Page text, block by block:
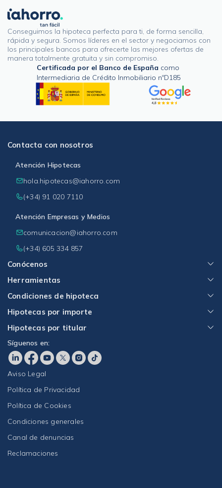
Conseguimos la hipoteca perfecta para ti, de forma sencilla,
rápida y segura. Somos líderes en el sector y negociamos con
los principales bancos para ofrecerte las mejores ofertas de
manera totalmente gratuita y sin compromiso.
Certificada por el Banco de España como
Intermediaria de Crédito Inmobiliario nºD185
Conócenos
Herramientas
Condiciones de hipoteca
Hipotecas por importe
Hipotecas por titular
Contacta con nosotros
Atención Hipotecas
hola.hipotecas@iahorro.com
(+34) 91 020 7110
Atención Empresas y Medios
comunicacion@iahorro.com
(+34) 605 334 857
Síguenos en:
Aviso Legal
Política de Privacidad
Política de Cookies
Condiciones generales
Canal de denuncias
Reclamaciones